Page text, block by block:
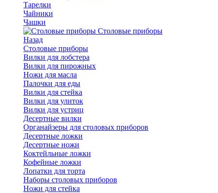
Тарелки
Чайники
Чашки
Cтоловые приборы
Назад
Cтоловые приборы
Вилки для лобстера
Вилки для пирожных
Ножи для масла
Палочки для еды
Вилки для стейка
Вилки для улиток
Вилки для устриц
Десертные вилки
Органайзеры для столовых приборов
Десертные ложки
Десертные ножи
Коктейльные ложки
Кофейные ложки
Лопатки для торта
Наборы столовых приборов
Ножи для стейка